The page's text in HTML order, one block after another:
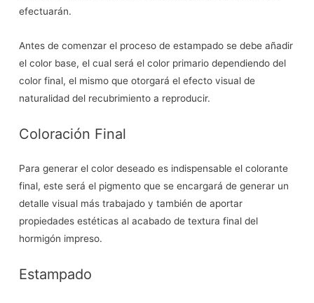
efectuarán.
Antes de comenzar el proceso de estampado se debe añadir
el color base, el cual será el color primario dependiendo del
color final, el mismo que otorgará el efecto visual de
naturalidad del recubrimiento a reproducir.
Coloración Final
Para generar el color deseado es indispensable el colorante
final, este será el pigmento que se encargará de generar un
detalle visual más trabajado y también de aportar
propiedades estéticas al acabado de textura final del
hormigón impreso.
Estampado